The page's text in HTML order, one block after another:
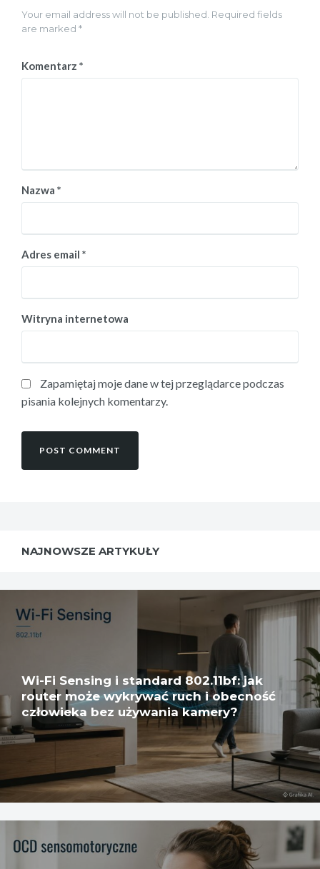
Your email address will not be published. Required fields
are marked *
Komentarz *
Nazwa *
Adres email *
Witryna internetowa
Zapamiętaj moje dane w tej przeglądarce podczas
pisania kolejnych komentarzy.
NAJNOWSZE ARTYKUŁY
Wi-Fi Sensing i standard 802.11bf: jak
router może wykrywać ruch i obecność
człowieka bez używania kamery?